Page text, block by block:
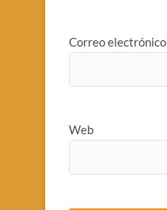
Correo electrónico
Web